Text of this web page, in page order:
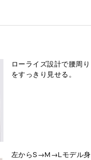
ローライズ設計で腰周り
をすっきり見せる。
左からS→M→Lモデル身